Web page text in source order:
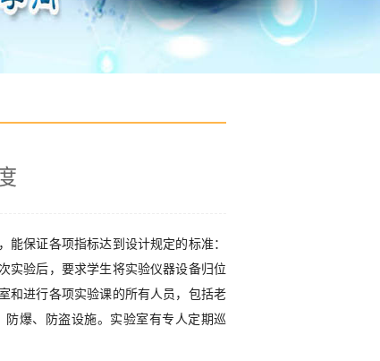
保证各项指标达到设计规定的标准：
实验后，要求学生将实验仪器设备归位
和进行各项实验课的所有人员，包括老
爆、防盗设施。实验室有专人定期巡